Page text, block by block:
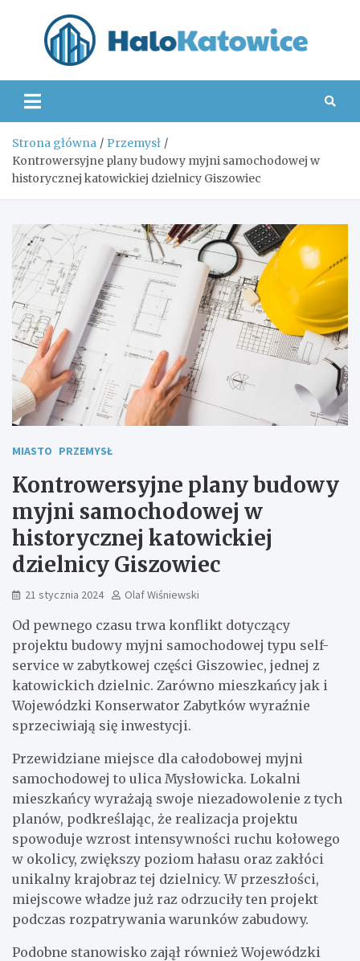
Strona główna
Przemysł
Kontrowersyjne plany budowy myjni samochodowej w
historycznej katowickiej dzielnicy Giszowiec
MIASTO PRZEMYSŁ
Kontrowersyjne plany budowy
myjni samochodowej w
historycznej katowickiej
dzielnicy Giszowiec
21 stycznia 2024 Olaf Wiśniewski
Od pewnego czasu trwa konflikt dotyczący
projektu budowy myjni samochodowej typu self-
service w zabytkowej części Giszowiec, jednej z
katowickich dzielnic. Zarówno mieszkańcy jak i
Wojewódzki Konserwator Zabytków wyraźnie
sprzeciwiają się inwestycji.
Przewidziane miejsce dla całodobowej myjni
samochodowej to ulica Mysłowicka. Lokalni
mieszkańcy wyrażają swoje niezadowolenie z tych
planów, podkreślając, że realizacja projektu
spowoduje wzrost intensywności ruchu kołowego
w okolicy, zwiększy poziom hałasu oraz zakłóci
unikalny krajobraz tej dzielnicy. W przeszłości,
miejscowe władze już raz odrzuciły ten projekt
podczas rozpatrywania warunków zabudowy.
Podobne stanowisko zajął również Wojewódzki